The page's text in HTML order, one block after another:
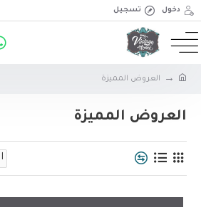
دخول تسجيل
العروض المميزة
العروض المميزة